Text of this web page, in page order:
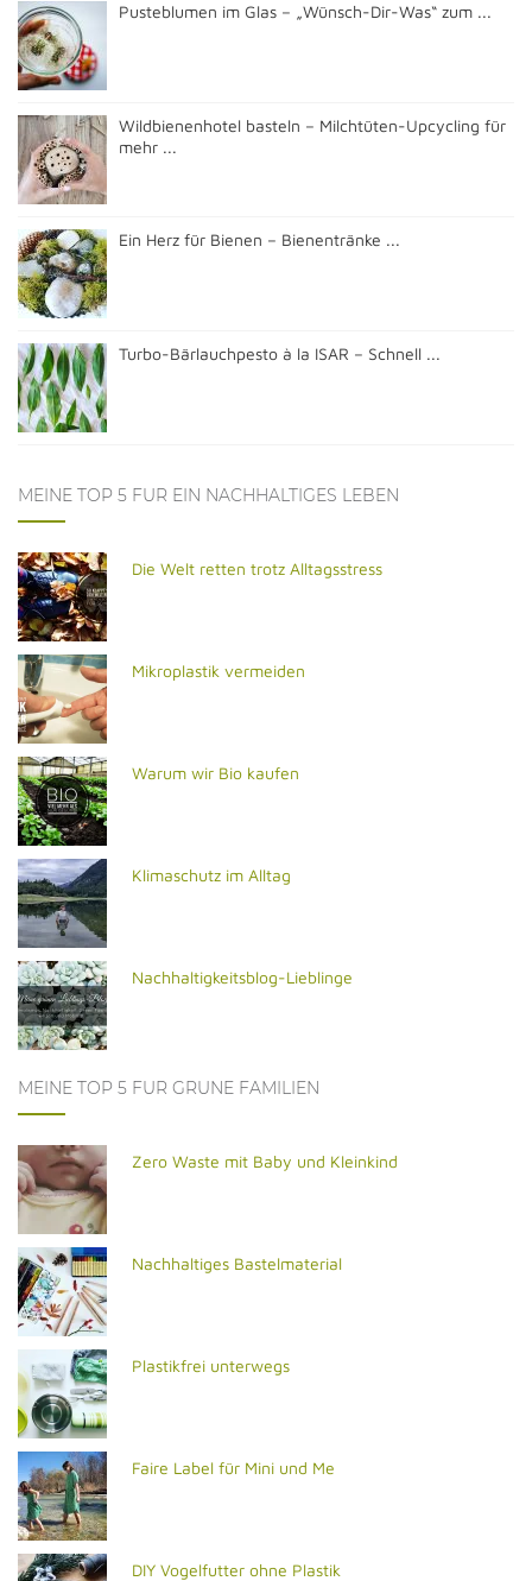
Pusteblumen im Glas – „Wünsch-Dir-Was“ zum ...
Wildbienenhotel basteln – Milchtüten-Upcycling für
mehr ...
Ein Herz für Bienen – Bienentränke ...
Turbo-Bärlauchpesto à la ISAR – Schnell ...
MEINE TOP 5 FÜR EIN NACHHALTIGES LEBEN
Die Welt retten trotz Alltagsstress
Mikroplastik vermeiden
Warum wir Bio kaufen
Klimaschutz im Alltag
Nachhaltigkeitsblog-Lieblinge
MEINE TOP 5 FÜR GRÜNE FAMILIEN
Zero Waste mit Baby und Kleinkind
Nachhaltiges Bastelmaterial
Plastikfrei unterwegs
Faire Label für Mini und Me
DIY Vogelfutter ohne Plastik